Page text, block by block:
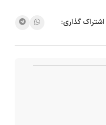
اشتراک گذاری: